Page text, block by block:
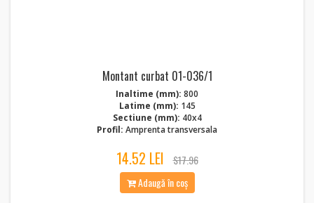
Montant curbat 01-036/1
Inaltime (mm): 800
Latime (mm): 145
Sectiune (mm): 40x4
Profil: Amprenta transversala
14.52 LEI
$17.96
Adaugă în coș